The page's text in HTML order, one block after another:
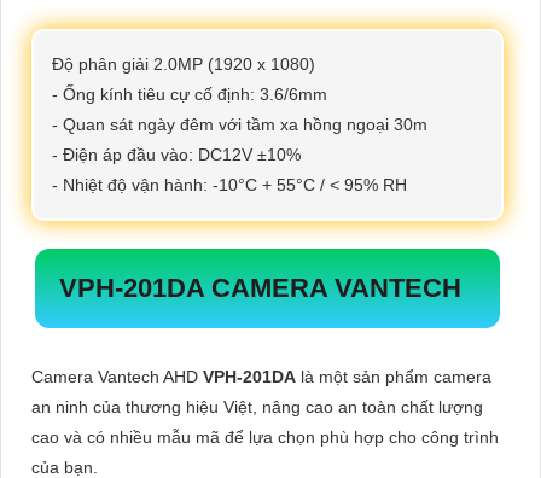
Độ phân giải 2.0MP (1920 x 1080)
- Ống kính tiêu cự cố định: 3.6/6mm
- Quan sát ngày đêm với tầm xa hồng ngoại 30m
- Điện áp đầu vào: DC12V ±10%
- Nhiệt độ vận hành: -10°C + 55°C / < 95% RH
VPH-201DACAMERA VANTECH
Camera Vantech AHD VPH-201DA là một sản phẩm camera
an ninh của thương hiệu Việt, nâng cao an toàn chất lượng
cao và có nhiều mẫu mã để lựa chọn phù hợp cho công trình
của bạn.